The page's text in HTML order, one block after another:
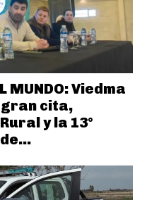
MUNDO: Viedma
cita,
y la 13°